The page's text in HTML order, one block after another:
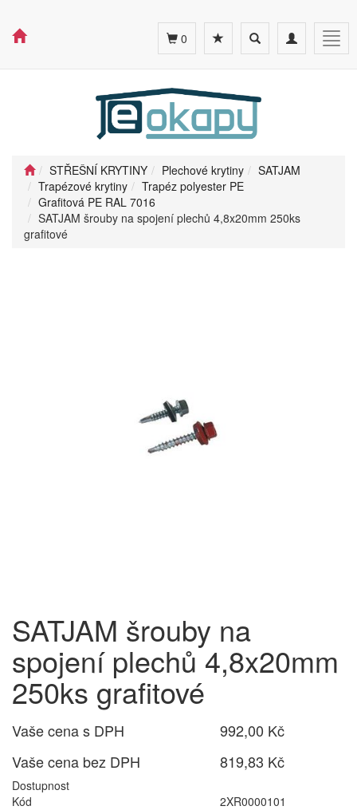
Toggle
navigation
Toggle
search
0
STŘEŠNÍ KRYTINY Plechové krytiny
SATJAM
Trapézové krytiny
Trapéz polyester PE
Grafitová PE RAL 7016
SATJAM šrouby na spojení plechů 4,8x20mm 250ks
grafitové
SATJAM šrouby na
spojení plechů 4,8x20mm
250ks grafitové
Vaše cena s DPH
992,00 Kč
Vaše cena bez DPH
819,83 Kč
Dostupnost
Kód
2XR0000101